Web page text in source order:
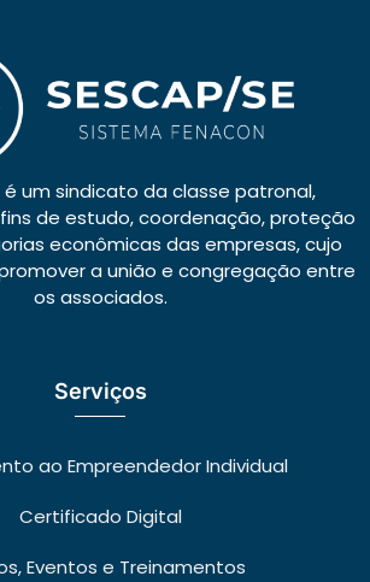
é um sindicato da classe patronal,
de estudo, coordenação, proteção
econômicas das empresas, cujo
a união e congregação entre
os associados.
Serviços
ao Empreendedor Individual
Certificado Digital
Eventos e Treinamentos